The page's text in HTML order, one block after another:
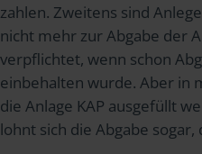
zahlen. Zweitens sind
nicht mehr zur Abgabe der
verpflichtet, wenn schon
einbehalten wurde. Aber in
die Anlage KAP ausgefüllt
lohnt sich die Abgabe